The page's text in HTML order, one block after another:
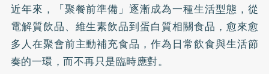
近年來，「聚餐前準備」逐漸成為一種生活型態，從
電解質飲品、維生素飲品到蛋白質相關食品，愈來愈
多人在聚會前主動補充食品，作為日常飲食與生活節
奏的一環，而不再只是臨時應對。